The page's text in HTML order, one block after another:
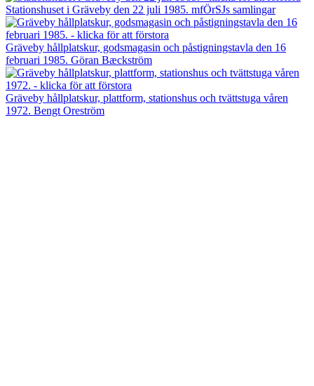
Stationshuset i Gräveby den 22 juli 1985. mfÖrSJs samlingar
Gräveby hållplatskur, godsmagasin och påstigningstavla den 16
februari 1985. Göran Bæckström
Gräveby hållplatskur, plattform, stationshus och tvättstuga våren
1972. Bengt Oreström